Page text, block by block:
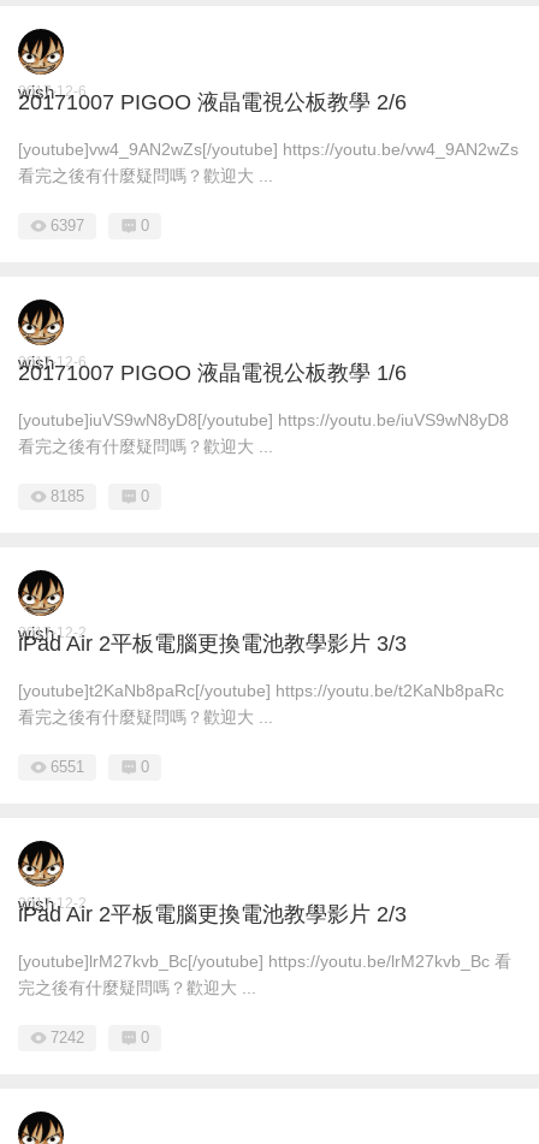
wish
2017-12-6
20171007 PIGOO 液晶電視公板教學 2/6
[youtube]vw4_9AN2wZs[/youtube] https://youtu.be/vw4_9AN2wZs
看完之後有什麼疑問嗎？歡迎大 ...
6397 0
wish
2017-12-6
20171007 PIGOO 液晶電視公板教學 1/6
[youtube]iuVS9wN8yD8[/youtube] https://youtu.be/iuVS9wN8yD8
看完之後有什麼疑問嗎？歡迎大 ...
8185 0
wish
2017-12-2
iPad Air 2平板電腦更換電池教學影片 3/3
[youtube]t2KaNb8paRc[/youtube] https://youtu.be/t2KaNb8paRc
看完之後有什麼疑問嗎？歡迎大 ...
6551 0
wish
2017-12-2
iPad Air 2平板電腦更換電池教學影片 2/3
[youtube]lrM27kvb_Bc[/youtube] https://youtu.be/lrM27kvb_Bc 看
完之後有什麼疑問嗎？歡迎大 ...
7242 0